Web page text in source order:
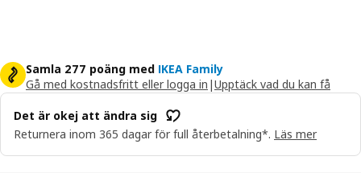
Samla 277 poäng med IKEA Family
Gå med kostnadsfritt eller logga in |Upptäck vad du kan få
Det är okej att ändra sig
Returnera inom 365 dagar för full återbetalning*. Läs mer